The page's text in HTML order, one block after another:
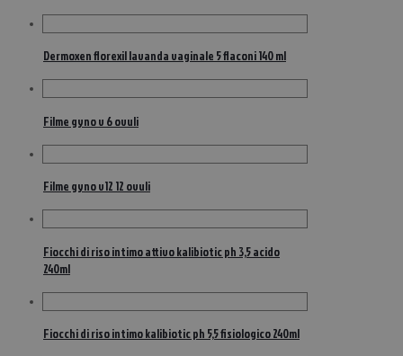
Dermoxen florexil lavanda vaginale 5 flaconi 140 ml
Filme gyno v 6 ovuli
Filme gyno v12 12 ovuli
Fiocchi di riso intimo attivo kalibiotic ph 3,5 acido
240ml
Fiocchi di riso intimo kalibiotic ph 5,5 fisiologico 240ml